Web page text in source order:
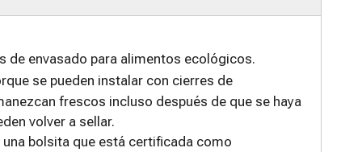
de envasado para alimentos ecológicos.
se pueden instalar con cierres de
frescos incluso después de que se haya
volver a sellar.
bolsita que está certificada como